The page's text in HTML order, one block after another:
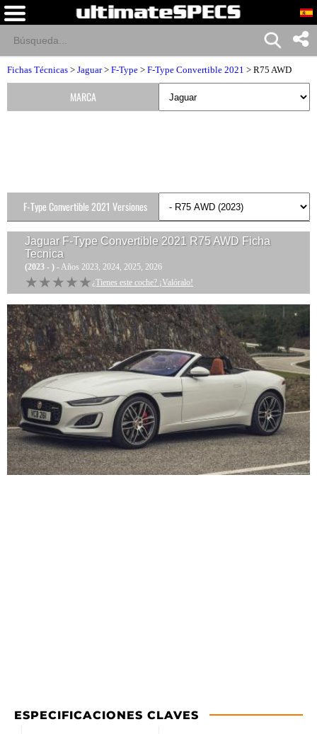
Fichas Técnicas > Jaguar> F-Type > F-Type Convertible 2021 > R75 AWD
Jaguar F-Type Convertible 2021 R75 AWD Ficha
Tecnica
(2023 - ) - Años 2023, 2024, 2025, 2026
★★★★★
★★★★★ ¿Tienes este coche? ¡Valóralo!
ESPECIFICACIONES CLAVES
MARCA
F-Type Convertible 2021 Versiones